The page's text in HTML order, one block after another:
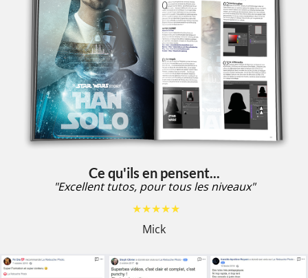
Ce qu'ils en pensent...
"Excellent tutos, pour tous les niveaux"
★★★★★
Mick